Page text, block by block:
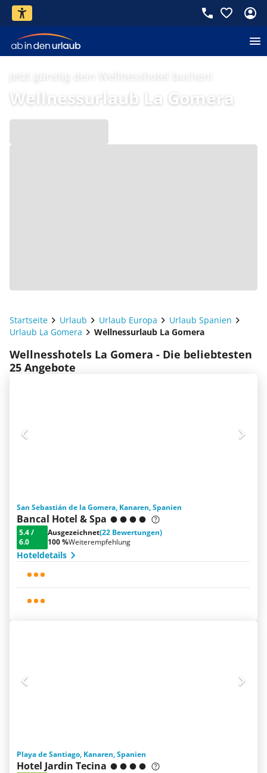
Jetzt günstig dein Wellnesshotel buchen!
Wellnessurlaub La Gomera
Startseite Urlaub Urlaub Europa
Urlaub Spanien
Urlaub La Gomera
Wellnessurlaub La Gomera
Wellnesshotels La Gomera - Die beliebtesten
25 Angebote
San Sebastián de la Gomera, Kanaren, Spanien
Bancal Hotel & Spa
5.4/
6.0
Ausgezeichnet(22 Bewertungen)
100 %Weiterempfehlung
Hoteldetails
Playa de Santiago, Kanaren, Spanien
Hotel Jardin Tecina